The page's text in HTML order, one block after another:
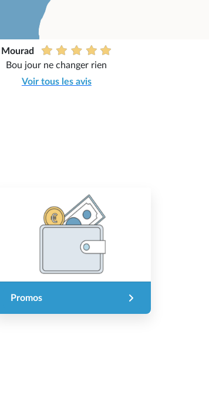
Mourad
Bou jour ne changer rien
Voir tous les avis
Promos